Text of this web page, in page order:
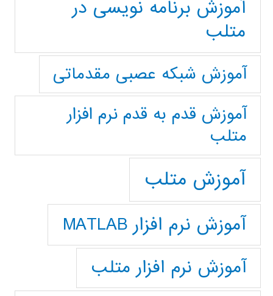
آموزش برنامه نویسی در
متلب
آموزش شبکه عصبی مقدماتی
آموزش قدم به قدم نرم افزار
متلب
آموزش متلب
آموزش نرم افزار MATLAB
آموزش نرم افزار متلب